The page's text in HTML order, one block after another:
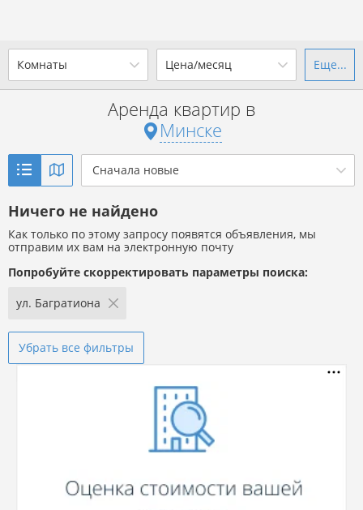
Комнаты
2-комн. 3-комн. 4+
Цена/месяц
от до
р. за всё
Еще...
Аренда квартир в
Минске
Сначала новые
Ничего не найдено
Как только по этому запросу появятся объявления, мы
отправим их вам на электронную почту
Попробуйте скорректировать параметры поиска:
ул. Багратиона
Убрать все фильтры
Ваш город -г. Минск?
Выбрать город